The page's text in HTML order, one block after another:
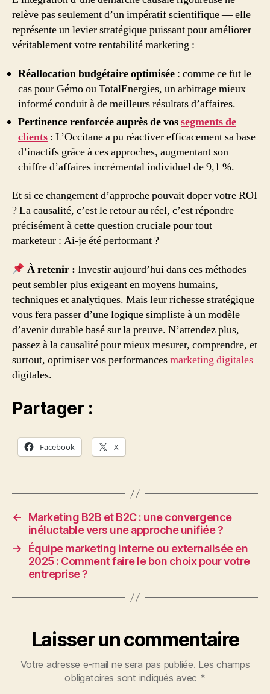
relève pas seulement d’un impératif scientifique — elle
représente un levier stratégique puissant pour améliorer
véritablement votre rentabilité marketing :
Réallocation budgétaire optimisée : comme ce fut le
cas pour Gémo ou TotalEnergies, un arbitrage mieux
informé conduit à de meilleurs résultats d’affaires.
Pertinence renforcée auprès de vossegments de
clients : L’Occitane a pu réactiver efficacement sa base
d’inactifs grâce à ces approches, augmentant son
chiffre d’affaires incrémental individuel de 9,1 %.
Et si ce changement d’approche pouvait doper votre ROI
? La causalité, c’est le retour au réel, c’est répondre
précisément à cette question cruciale pour tout
marketeur : Ai-je été performant ?
À retenir : Investir aujourd’hui dans ces méthodes
peut sembler plus exigeant en moyens humains,
techniques et analytiques. Mais leur richesse stratégique
vous fera passer d’une logique simpliste à un modèle
d’avenir durable basé sur la preuve. N’attendez plus,
passez à la causalité pour mieux mesurer, comprendre, et
surtout, optimiser vos performancesmarketing digitales
digitales.
Partager :
Facebook X
←
Marketing B2B et B2C : une convergence
inéluctable vers une approche unifiée ?
→
Équipe marketing interne ou externalisée en
2025 : Comment faire le bon choix pour votre
entreprise ?
Laisser un commentaire
Votre adresse e-mail ne sera pas publiée. Les champs
obligatoires sont indiqués avec *